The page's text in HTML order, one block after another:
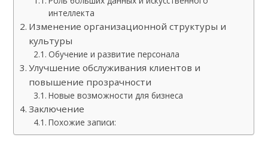
интеллекта
Изменение организационной структуры и
культуры
Обучение и развитие персонала
Улучшение обслуживания клиентов и
повышение прозрачности
Новые возможности для бизнеса
Заключение
Похожие записи: